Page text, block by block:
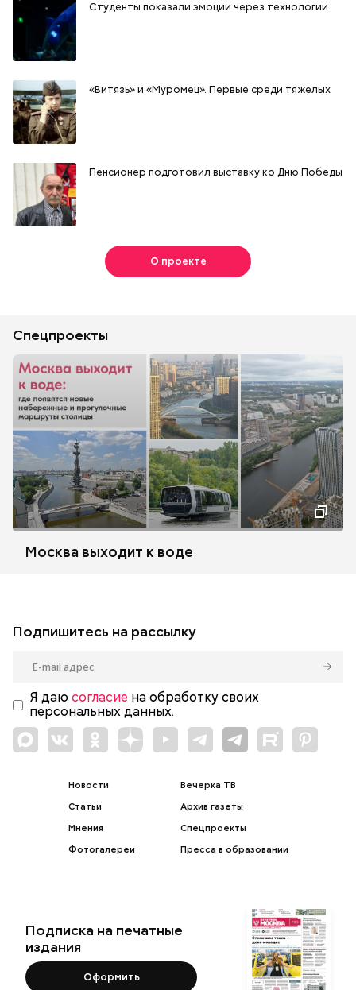
Студенты показали эмоции через технологии
«Витязь» и «Муромец». Первые среди тяжелых
Пенсионер подготовил выставку ко Дню Победы
О проекте
Спецпроекты
Москва выходит к воде
Подпишитесь на рассылку
Я даю согласие на обработку своих
персональных данных.
Новости
Статьи
Мнения
Фотогалереи
Вечерка ТВ
Архив газеты
Спецпроекты
Пресса в образовании
Подписка на печатные
издания
Оформить